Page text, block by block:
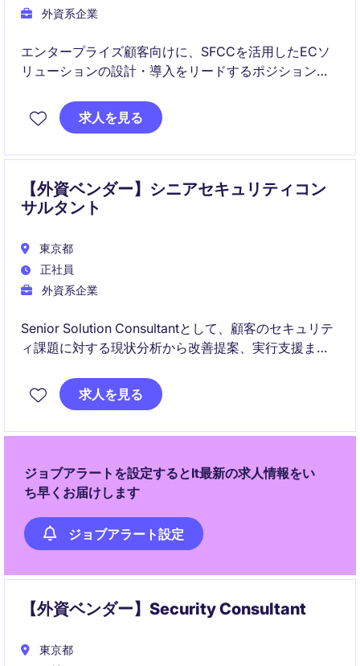
外資系企業
エンタープライズ顧客向けに、SFCCを活用したECソ
リューションの設計・導入をリードするポジションで
ビジネス要件を技術に落とし込みながら、高品質かつ
求人を見る
【外資ベンダー】シニアセキュリティコン
サルタント
東京都
正社員
外資系企業
Senior Solution Consultantとして、顧客のセキュリテ
ィ課題に対する現状分析から改善提案、実行支援まで
面に関わりながら、技術的な専門性と顧客折衝力を活
かしてセキュリティ強化を推進するポジションです。
求人を見る
ジョブアラートを設定するとIt最新の求人情報をい
ち早くお届けします
ジョブアラート設定
【外資ベンダー】Security Consultant
東京都